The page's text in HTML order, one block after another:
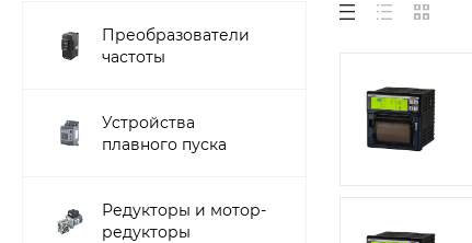
Преобразователи
частоты
Устройства
плавного пуска
Редукторы и мотор-
редукторы